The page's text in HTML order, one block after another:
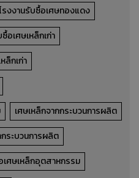
รงงานรับซื้อเศษทองแดง
อเศษเหล็กเก่า
ล็กเก่า
เศษเหล็กจากกระบวนการผลิต
ระบวนการผลิต
เศษเหล็กอุตสาหกรรม